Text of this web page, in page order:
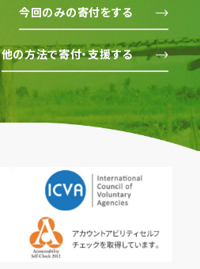
今回のみの寄付をする
他の方法で寄付・支援する